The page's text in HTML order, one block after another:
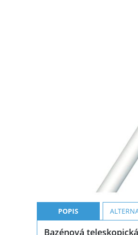
POPIS
Bazénová